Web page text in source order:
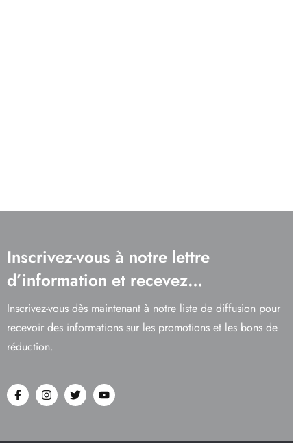
Inscrivez-vous à notre lettre
d’information et recevez…
Inscrivez-vous dès maintenant à notre liste de diffusion pour
recevoir des informations sur les promotions et les bons de
réduction.